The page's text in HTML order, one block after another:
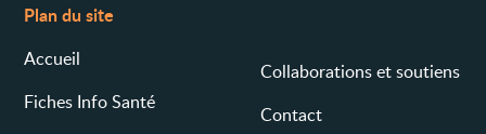
Plan du site
Accueil
Fiches Info Santé
Collaborations et soutiens
Contact